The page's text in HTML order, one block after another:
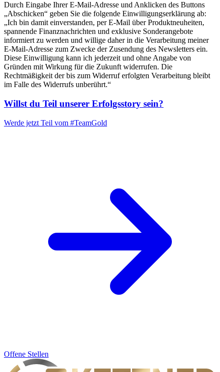
Durch Eingabe Ihrer E-Mail-Adresse und Anklicken des Buttons
„Abschicken“ geben Sie die folgende Einwilligungserklärung ab:
„Ich bin damit einverstanden, per E-Mail über Produktneuheiten,
spannende Finanznachrichten und exklusive Sonderangebote
informiert zu werden und willige daher in die Verarbeitung meiner
E-Mail-Adresse zum Zwecke der Zusendung des Newsletters ein.
Diese Einwilligung kann ich jederzeit und ohne Angabe von
Gründen mit Wirkung für die Zukunft widerrufen. Die
Rechtmäßigkeit der bis zum Widerruf erfolgten Verarbeitung bleibt
im Falle des Widerrufs unberührt.“
Willst du Teil unserer Erfolgsstory sein?
Werde jetzt Teil vom #TeamGold
Offene Stellen